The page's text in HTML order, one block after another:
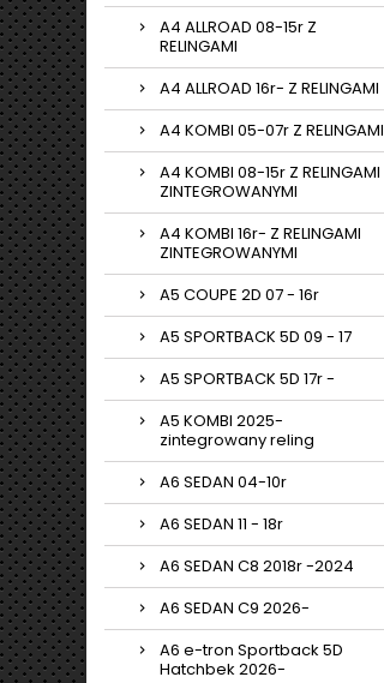
A4 ALLROAD 08-15r Z
RELINGAMI
A4 ALLROAD 16r- Z RELINGAMI
A4 KOMBI 05-07r Z RELINGAMI
A4 KOMBI 08-15r Z RELINGAMI
ZINTEGROWANYMI
A4 KOMBI 16r- Z RELINGAMI
ZINTEGROWANYMI
A5 COUPE 2D 07 - 16r
A5 SPORTBACK 5D 09 - 17
A5 SPORTBACK 5D 17r -
A5 KOMBI 2025-
zintegrowany reling
A6 SEDAN 04-10r
A6 SEDAN 11 - 18r
A6 SEDAN C8 2018r -2024
A6 SEDAN C9 2026-
A6 e-tron Sportback 5D
Hatchbek 2026-